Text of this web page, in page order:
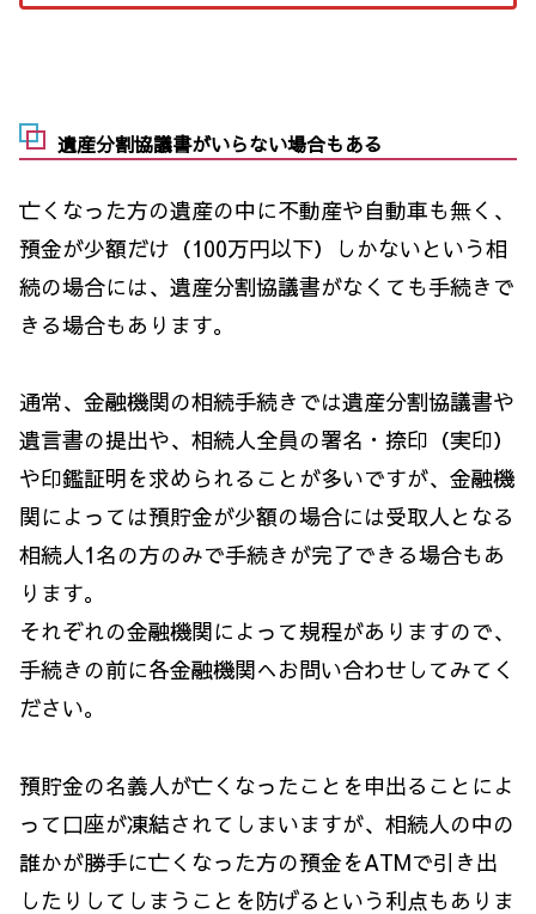
遺産分割協議書がいらない場合もある
亡くなった方の遺産の中に不動産や自動車も無く、
預金が少額だけ（100万円以下）しかないという相
続の場合には、遺産分割協議書がなくても手続きで
きる場合もあります。
通常、金融機関の相続手続きでは遺産分割協議書や
遺言書の提出や、相続人全員の署名・捺印（実印）
や印鑑証明を求められることが多いですが、金融機
関によっては預貯金が少額の場合には受取人となる
相続人1名の方のみで手続きが完了できる場合もあ
ります。
それぞれの金融機関によって規程がありますので、
手続きの前に各金融機関へお問い合わせしてみてく
ださい。
預貯金の名義人が亡くなったことを申出ることによ
って口座が凍結されてしまいますが、相続人の中の
誰かが勝手に亡くなった方の預金をATMで引き出
したりしてしまうことを防げるという利点もありま